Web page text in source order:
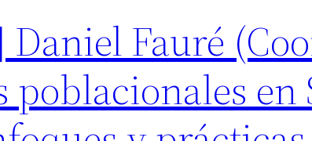
Daniel Fauré
en